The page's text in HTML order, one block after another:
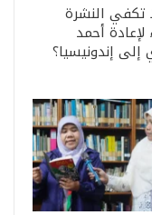
تكفي النشرة
لإعادة أحمد
إلى إندونيسيا؟